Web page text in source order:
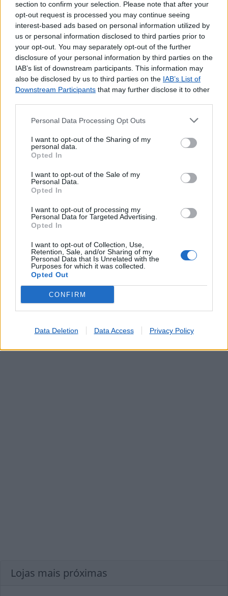
section to confirm your selection. Please note that after your
opt-out request is processed you may continue seeing
interest-based ads based on personal information utilized by
us or personal information disclosed to third parties prior to
your opt-out. You may separately opt-out of the further
disclosure of your personal information by third parties on the
IAB’s list of downstream participants. This information may
also be disclosed by us to third parties on the IAB’s List of
Downstream Participants that may further disclose it to other
Personal Data Processing Opt Outs
I want to opt-out of the Sharing of my
personal data.
Opted In
I want to opt-out of the Sale of my
Personal Data.
Opted In
I want to opt-out of processing my
Personal Data for Targeted Advertising.
Opted In
I want to opt-out of Collection, Use,
Retention, Sale, and/or Sharing of my
Personal Data that Is Unrelated with the
Purposes for which it was collected.
Opted Out
CONFIRM
Data Deletion Data Access Privacy Policy
Pagamento de Portagens
Pagamento de Vales
Seguros Capitalização
Seguros Reais
Western Union
Outros Serviços
Bilhetes para Espetáculos
Cartão Jovem
Cartões para Telemóvel
Certificação de Fotocópias
Contratos EDP
Dispositivos Via Verde
Lotaria
Pagamento por multibanco
Portabilidade UZO
Serviço de Fotocópias
Telefones Públicos
Telegramas
Telemóveis UZO e Telefones Fixos
Validação de Documentos
Lojas mais próximas